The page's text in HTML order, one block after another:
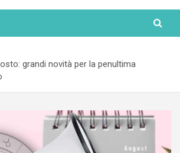
grandi novità per la penultima